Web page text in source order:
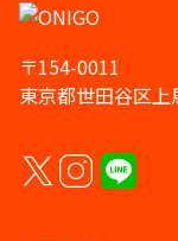
〒154-0011
東京都世田谷区